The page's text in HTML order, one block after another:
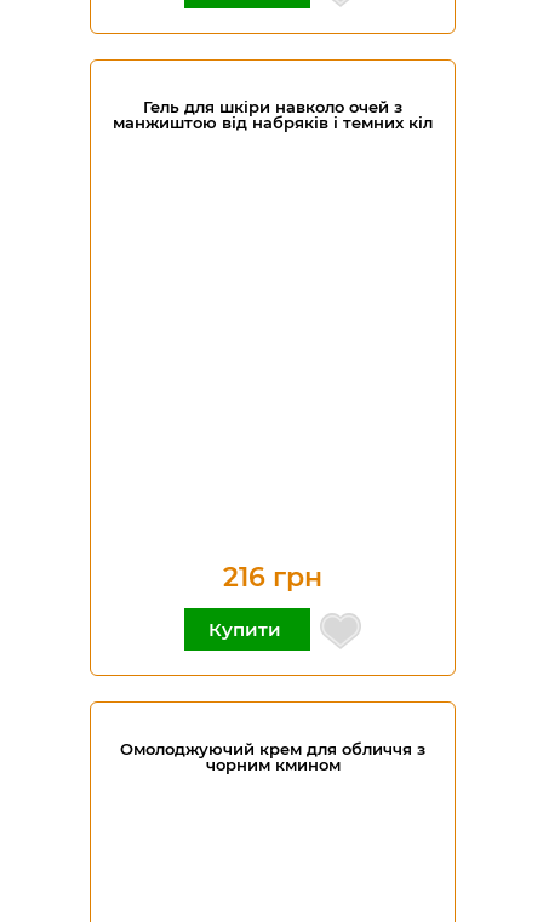
Гель для шкіри навколо очей з
манжиштою від набряків і темних кіл
216 грн
Купити
Омолоджуючий крем для обличчя з
чорним кмином